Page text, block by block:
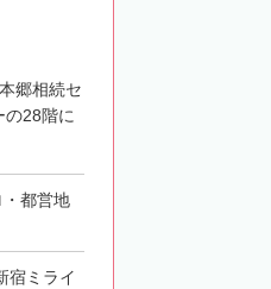
郷相続セ
の28階に
都営地
宿ミライ